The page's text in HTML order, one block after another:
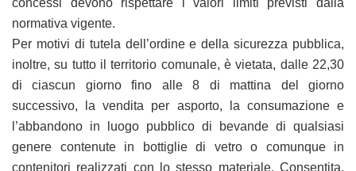
concessi devono rispettare i valori limiti previsti dalla
normativa vigente.
Per motivi di tutela dell’ordine e della sicurezza pubblica,
inoltre, su tutto il territorio comunale, è vietata, dalle 22,30
di ciascun giorno fino alle 8 di mattina del giorno
successivo, la vendita per asporto, la consumazione e
l’abbandono in luogo pubblico di bevande di qualsiasi
genere contenute in bottiglie di vetro o comunque in
contenitori realizzati con lo stesso materiale. Consentita,